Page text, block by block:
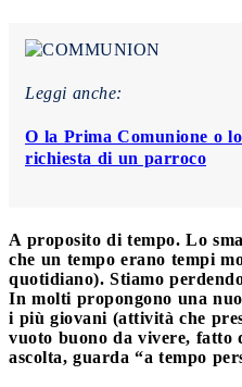
Leggi anche:
O la Prima Comunione o
richiesta di un parroco
A proposito di tempo. Lo
che un tempo erano tempi
quotidiano). Stiamo
In molti propongono una
i più giovani (attività che
vuoto buono da vivere, fatto
ascolta, guarda “a tempo